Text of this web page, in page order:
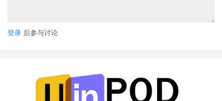
eBay、Shopify等，理论上都在监管范围内。很多人
为“为平台内经营者提供营利性服务”的主体，极有可
能被要求履行信息报送义务。你的每一笔回款，都将
登录 后参与讨论